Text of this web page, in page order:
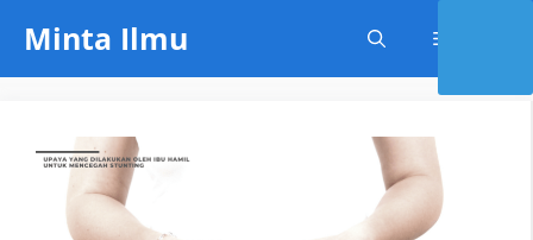
content
Minta Ilmu